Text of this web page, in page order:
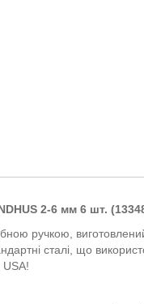
2-6 мм 6 шт.
ручкою,
сталі, що